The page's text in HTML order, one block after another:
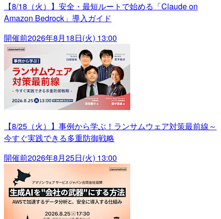
【8/18（火）】安全・最短ルートで始める「Claude on
Amazon Bedrock」導入ガイド
開催前2026年8月18日(火) 13:00
【8/25（火）】事例から学ぶ！ランサムウェア対策最前線～
今すぐ実践できる多重防御戦略
開催前2026年8月25日(火) 13:00